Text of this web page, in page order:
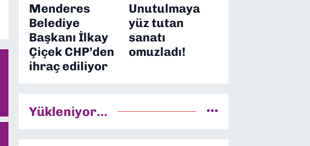
Menderes
Belediye
Başkanı İlkay
Çiçek CHP’den
ihraç ediliyor
Unutulmaya
yüz tutan
sanatı
omuzladı!
Yükleniyor...